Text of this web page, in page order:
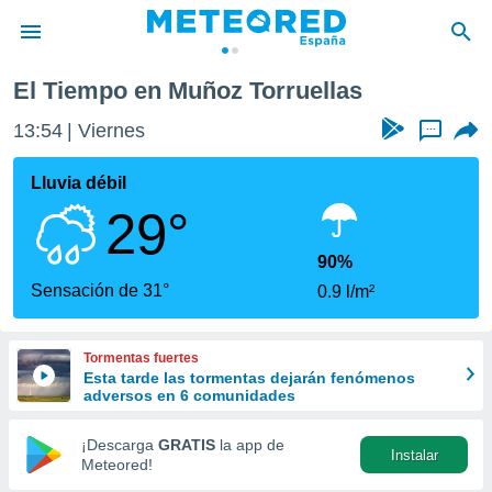
de
por
se
calidad.
a este
las
y
forma
digital
basada
El Tiempo en Muñoz Torruellas
13:54 Viernes ...
Lluvia débil
29°
Sensación de 31°
90%
0.9 l/m²
Tormentas fuertes
Esta tarde las tormentas dejarán fenómenos
adversos en 6 comunidades
¡Descarga GRATIS la app de
Meteored!
Instalar